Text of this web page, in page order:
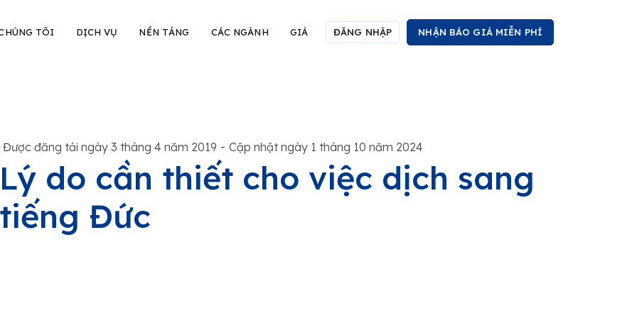
TÔI DỊCH VỤ NỀN TẢNG CÁC NGÀNH GIÁ ĐĂNG NHẬP NHẬN BÁO GIÁ MIỄN PHÍ
Được đăng tải ngày 3 tháng 4 năm 2019 - Cập nhật ngày 1 tháng 10 năm 2024
do cần thiết cho việc dịch sang
Đức